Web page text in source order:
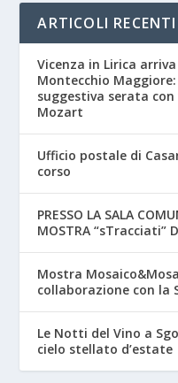
ARTICOLI RECENTI
Vicenza in Lirica
Montecchio
suggestiva serata con
Mozart
Ufficio postale di
corso
PRESSO LA SALA
MOSTRA “sTracciati”
Mostra
collaborazione con la
Le Notti del Vino a
cielo stellato d’estate